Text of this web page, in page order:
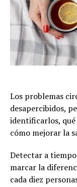
Los problemas
desapercibidos,
identificarlos,
cómo mejorar la
Detectar a
marcar la
cada diez